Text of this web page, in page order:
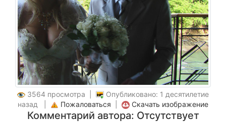
3564 просмотра |
Опубликовано: 1 десятилетие
назад |
Пожаловаться Скачать изображение
Комментарий автора: Отсутствует